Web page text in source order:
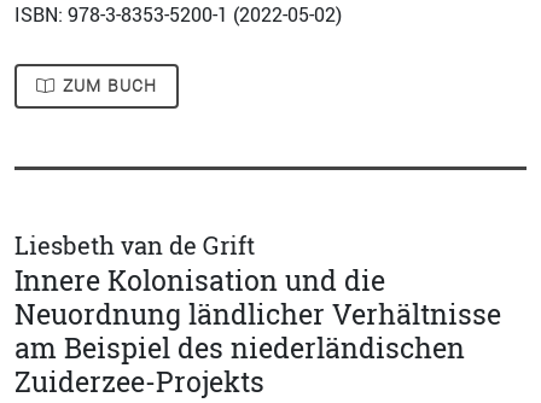
ISBN: 978-3-8353-5200-1 (2022-05-02)
ZUM BUCH
Liesbeth van de Grift
Innere Kolonisation und die
Neuordnung ländlicher Verhältnisse
am Beispiel des niederländischen
Zuiderzee-Projekts